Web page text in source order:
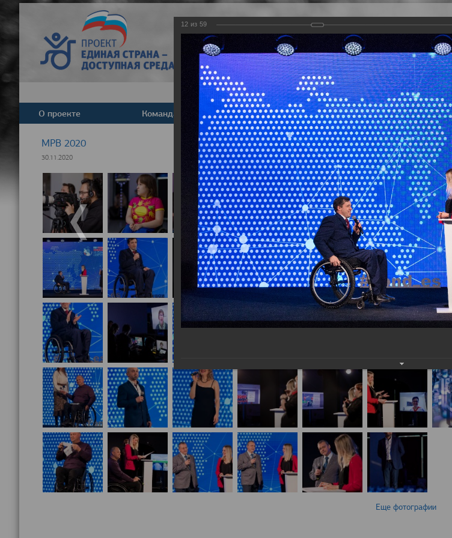
Версия для слабовидящих
О проекте Команда Новости Деятельность
МРВ 2020
30.11.2020
Еще фотографии
12 из 59